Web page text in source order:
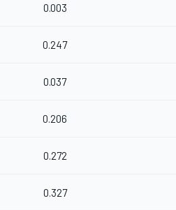
0.003
0.247
0.037
0.206
0.272
0.327